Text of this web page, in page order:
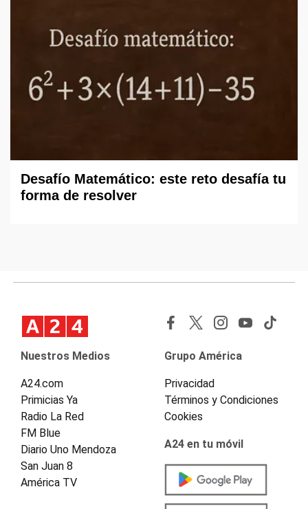
Desafío Matemático: este reto desafía tu
forma de resolver
Nuestros Medios
A24.com
Primicias Ya
Radio La Red
FM Blue
Diario Uno Mendoza
San Juan 8
América TV
Grupo América
Privacidad
Términos y Condiciones
Cookies
A24 en tu móvil